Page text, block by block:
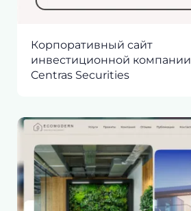
Корпоративный сайт
инвестиционной компании
Centras Securities